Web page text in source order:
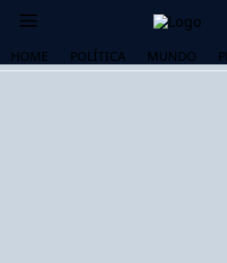
HOME POLÍTICA MUNDO